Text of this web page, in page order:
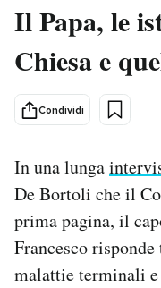
Italia
Politica
Tecnologia
Internet
Cultura
Economia
Sport
Il Papa, le
Chiesa e
Condividi
In una lunga
De Bortoli che il
prima pagina, il
Francesco
malattie terminali